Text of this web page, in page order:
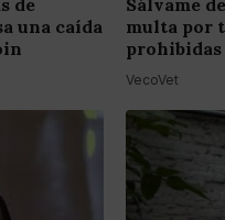
de
una caída
Sálvame
multa por
prohibidas
VecoVet